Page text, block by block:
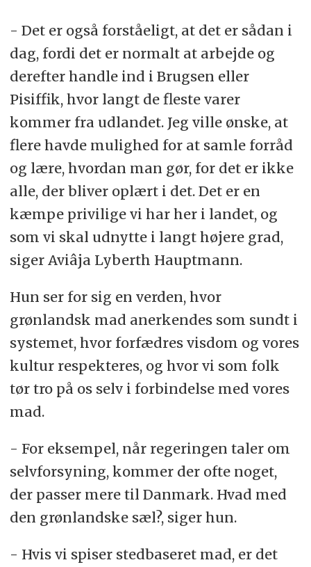
- Det er også forståeligt, at det er sådan i
dag, fordi det er normalt at arbejde og
derefter handle ind i Brugsen eller
Pisiffik, hvor langt de fleste varer
kommer fra udlandet. Jeg ville ønske, at
flere havde mulighed for at samle forråd
og lære, hvordan man gør, for det er ikke
alle, der bliver oplært i det. Det er en
kæmpe privilige vi har her i landet, og
som vi skal udnytte i langt højere grad,
siger Aviâja Lyberth Hauptmann.
Hun ser for sig en verden, hvor
grønlandsk mad anerkendes som sundt i
systemet, hvor forfædres visdom og vores
kultur respekteres, og hvor vi som folk
tør tro på os selv i forbindelse med vores
mad.
- For eksempel, når regeringen taler om
selvforsyning, kommer der ofte noget,
der passer mere til Danmark. Hvad med
den grønlandske sæl?, siger hun.
- Hvis vi spiser stedbaseret mad, er det